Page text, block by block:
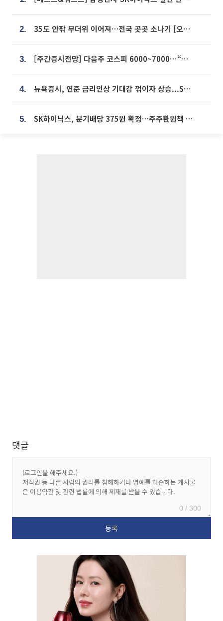
2. 35도 안팎 무더위 이어져…전국 곳곳 소나기 [오늘 날씨]
3. [주간증시전망] 다음주 코스피 6000~7000⋯“外人 수급은 정책이 변수”
4. 뉴욕증시, 연준 금리인상 기대감 꺾이자 상승...S&P500 사상 최고치 [종합]
5. SK하이닉스, 분기배당 375원 확정…주주환원책 9월로 앞당겨 발표
댓글
0 / 300